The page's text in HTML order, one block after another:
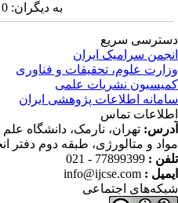
به دیگران: 0 بار |
سریع
سرامیک ایران
علوم، تحقیقات و فناوری
نشریات علمی
اطلاعات پژوهشی ایران
تماس
تهران، نارمک، دانشگاه
و متالورژی، طبقه دوم دفتر
:
77899399 - 021
:
info@ijcse.com
اجتماعی